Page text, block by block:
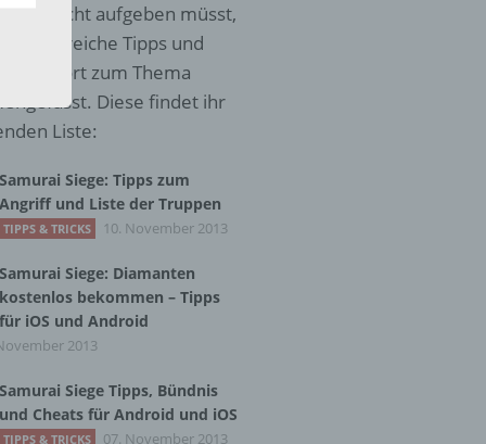
ihr nicht aufgeben müsst,
zahlreiche Tipps und
ein Wort zum Thema
Diese findet ihr
Liste:
Samurai Siege: Tipps zum
Angriff und Liste der Truppen
TIPPS & TRICKS 10. November 2013
Samurai Siege: Diamanten
kostenlos bekommen – Tipps
für iOS und Android
2013
Samurai Siege Tipps, Bündnis
und Cheats für Android und iOS
TIPPS & TRICKS 07. November 2013